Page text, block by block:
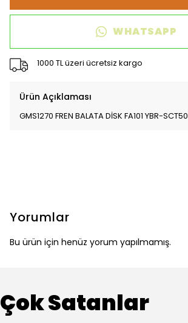
WHATSAPP
1000 TL üzeri ücretsiz kargo
Ürün Açıklaması
GMS1270 FREN BALATA DİSK FA101 YBR-SCT50
Yorumlar
Bu ürün için henüz yorum yapılmamış.
Çok Satanlar